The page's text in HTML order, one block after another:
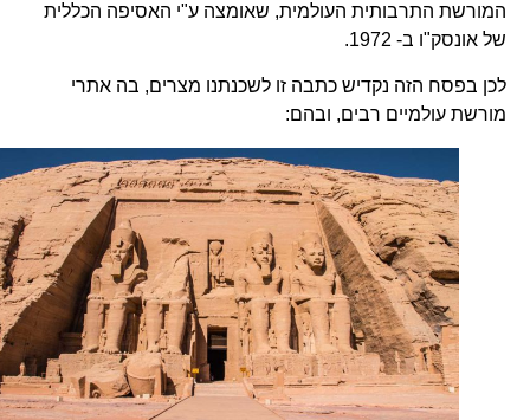
המורשת התרבותית העולמית, שאומצה ע"י האסיפה הכללית
של אונסק"ו ב- 1972.
לכן בפסח הזה נקדיש כתבה זו לשכנתנו מצרים, בה אתרי
מורשת עולמיים רבים, ובהם: